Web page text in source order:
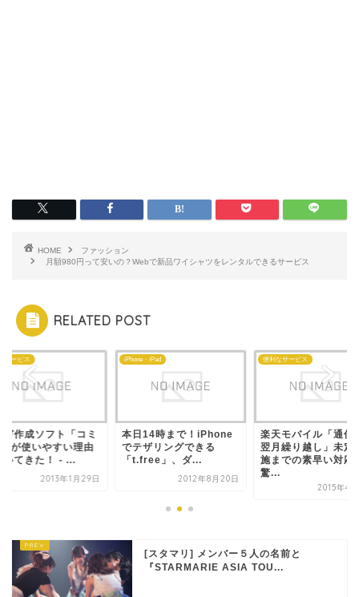
HOME
ファッション
月額980円って安いの？Webで新品ワイシャツをレンタルできるサービス
RELATED POST
サービス
ガ作成ソフト「コミ
が使いやすい理由
いてきた！ - ...
2013年1月29日
iPhone・iPad
本日14時まで！iPhone
でテザリングできる
「t.free」、ダ...
2012年8月20日
便利なサービス
楽天モバイル「通信
翌月繰り越し」未
施までの素早い対応
驚...
2015年4
[スタマリ] メンバー５人の名前と
『STARMARIE ASIA TOU...